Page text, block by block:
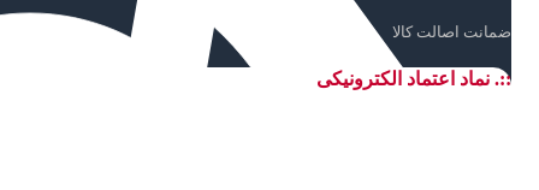
ضمانت اصالت کالا
::. نماد اعتماد الکترونیکی